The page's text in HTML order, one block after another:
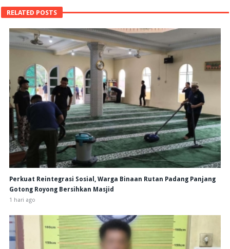
RELATED POSTS
Perkuat Reintegrasi Sosial, Warga Binaan Rutan Padang Panjang
Gotong Royong Bersihkan Masjid
1 hari ago